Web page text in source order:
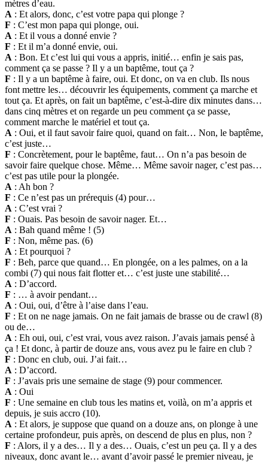
mètres d’eau.
A : Et alors, donc, c’est votre papa qui plonge ?
F : C’est mon papa qui plonge, oui.
A : Et il vous a donné envie ?
F : Et il m’a donné envie, oui.
A : Bon. Et c’est lui qui vous a appris, initié… enfin je sais pas,
comment ça se passe ? Il y a un baptême, tout ça ?
F : Il y a un baptême à faire, oui. Et donc, on va en club. Ils nous
font mettre les… découvrir les équipements, comment ça marche et
tout ça. Et après, on fait un baptême, c’est-à-dire dix minutes dans…
dans cinq mètres et on regarde un peu comment ça se passe,
comment marche le matériel et tout ça.
A : Oui, et il faut savoir faire quoi, quand on fait… Non, le baptême,
c’est juste…
F : Concrètement, pour le baptême, faut… On n’a pas besoin de
savoir faire quelque chose. Même… Même savoir nager, c’est pas…
c’est pas utile pour la plongée.
A : Ah bon ?
F : Ce n’est pas un prérequis (4) pour…
A : C’est vrai ?
F : Ouais. Pas besoin de savoir nager. Et…
A : Bah quand même ! (5)
F : Non, même pas. (6)
A : Et pourquoi ?
F : Beh, parce que quand… En plongée, on a les palmes, on a la
combi (7) qui nous fait flotter et… c’est juste une stabilité…
A : D’accord.
F : … à avoir pendant…
A : Oui, oui, d’être à l’aise dans l’eau.
F : Et on ne nage jamais. On ne fait jamais de brasse ou de crawl (8)
ou de…
A : Eh oui, oui, c’est vrai, vous avez raison. J’avais jamais pensé à
ça ! Et donc, à partir de douze ans, vous avez pu le faire en club ?
F : Donc en club, oui. J’ai fait…
A : D’accord.
F : J’avais pris une semaine de stage (9) pour commencer.
A : Oui
F : Une semaine en club tous les matins et, voilà, on m’a appris et
depuis, je suis accro (10).
A : Et alors, je suppose que quand on a douze ans, on plonge à une
certaine profondeur, puis après, on descend de plus en plus, non ?
F : Alors, il y a des… Il y a des… Ouais, c’est un peu ça. Il y a des
niveaux, donc avant le… avant d’avoir passé le premier niveau, je